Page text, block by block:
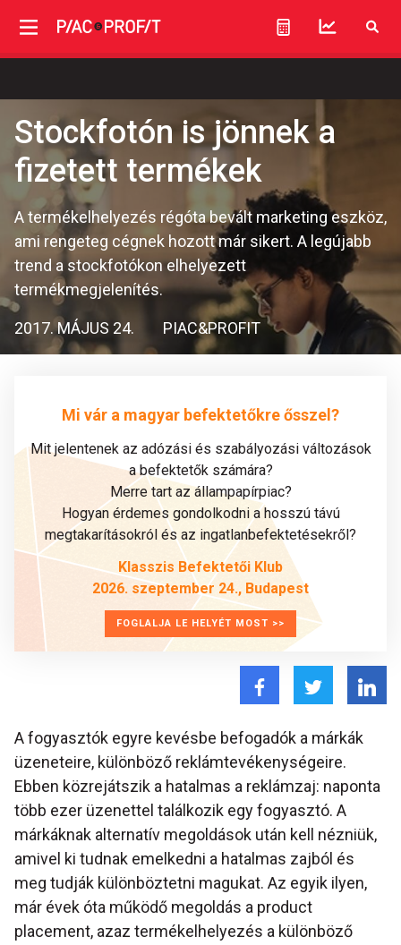
Stockfotón is jönnek a
fizetett termékek
A termékelhelyezés régóta bevált marketing eszköz,
ami rengeteg cégnek hozott már sikert. A legújabb
trend a stockfotókon elhelyezett
termékmegjelenítés.
2017. MÁJUS 24. PIAC&PROFIT
Mi vár a magyar befektetőkre ősszel?
Mit jelentenek az adózási és szabályozási változások
a befektetők számára?
Merre tart az állampapírpiac?
Hogyan érdemes gondolkodni a hosszú távú
megtakarításokról és az ingatlanbefektetésekről?
Klasszis Befektetői Klub
2026. szeptember 24., Budapest
FOGLALJA LE HELYÉT MOST >>
A fogyasztók egyre kevésbe befogadók a márkák
üzeneteire, különböző reklámtevékenységeire.
Ebben közrejátszik a hatalmas a reklámzaj: naponta
több ezer üzenettel találkozik egy fogyasztó. A
márkáknak alternatív megoldások után kell nézniük,
amivel ki tudnak emelkedni a hatalmas zajból és
meg tudják különböztetni magukat. Az egyik ilyen,
már évek óta működő megoldás a product
placement, azaz termékelhelyezés a különböző